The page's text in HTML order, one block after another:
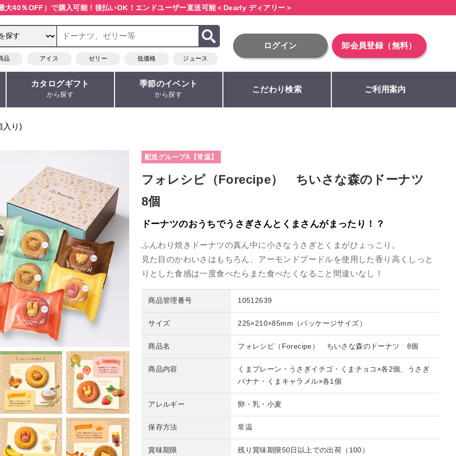
大40％OFF）で購入可能！ 後払いOK！エンドユーザー直送可能＜Dearly ディアリー＞
品 アイス ゼリー 低価格 ジュース
ログイン 卸会員登録（無料）
カタログギフト
から探す
季節のイベント
から探す
こだわり検索 ご利用案内
入り)
配送グループA【常温】
フォレシピ（Forecipe） ちいさな森のドーナツ
8個
ドーナツのおうちでうさぎさんとくまさんがまったり！？
ふんわり焼きドーナツの真ん中に小さなうさぎとくまがひょっこり。
見た目のかわいさはもちろん、アーモンドプードルを使用した香り高くしっと
りとした食感は一度食べたらまた食べたくなること間違いなし！
商品管理番号 10512639
サイズ 225×210×85mm（パッケージサイズ）
商品名 フォレシピ（Forecipe） ちいさな森のドーナツ 8個
商品内容
くまプレーン・うさぎイチゴ・くまチョコ×各2個、うさぎ
バナナ・くまキャラメル×各1個
アレルギー 卵・乳・小麦
保存方法 常温
賞味期限 残り賞味期限50日以上での出荷（100）